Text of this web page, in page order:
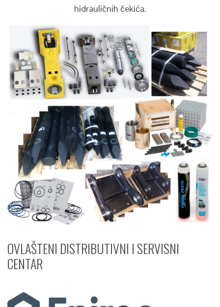
hidrauličnih čekića.
OVLAŠTENI DISTRIBUTIVNI I SERVISNI
CENTAR​